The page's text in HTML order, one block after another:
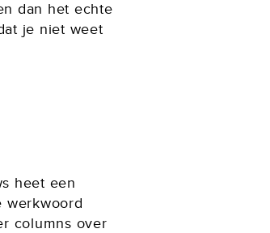
dan het echte
je niet weet
heet een
werkwoord
columns over